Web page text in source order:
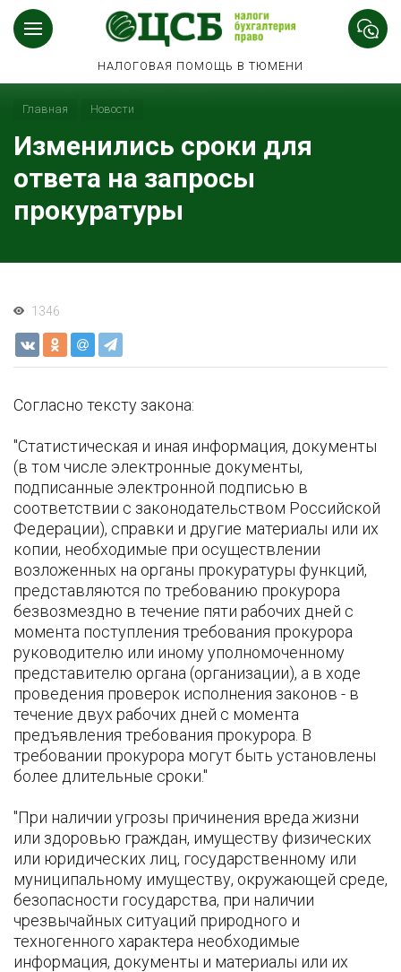
НАЛОГОВАЯ ПОМОЩЬ В ТЮМЕНИ
Главная Новости
Изменились сроки для
ответа на запросы
прокуратуры
1346
Согласно тексту закона:
"Статистическая и иная информация, документы
(в том числе электронные документы,
подписанные электронной подписью в
соответствии с законодательством Российской
Федерации), справки и другие материалы или их
копии, необходимые при осуществлении
возложенных на органы прокуратуры функций,
представляются по требованию прокурора
безвозмездно в течение пяти рабочих дней с
момента поступления требования прокурора
руководителю или иному уполномоченному
представителю органа (организации), а в ходе
проведения проверок исполнения законов - в
течение двух рабочих дней с момента
предъявления требования прокурора. В
требовании прокурора могут быть установлены
более длительные сроки."
"При наличии угрозы причинения вреда жизни
или здоровью граждан, имуществу физических
или юридических лиц, государственному или
муниципальному имуществу, окружающей среде,
безопасности государства, при наличии
чрезвычайных ситуаций природного и
техногенного характера необходимые
информация, документы и материалы или их